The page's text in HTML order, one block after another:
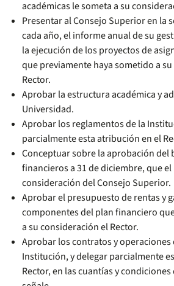
académicas le someta a su
Presentar al Consejo Superior en la
cada año, el informe anual de su
la ejecución de los proyectos de
que previamente haya sometido a
Rector.
Aprobar la estructura académica y
Universidad.
Aprobar los reglamentos de la
parcialmente esta atribución en el
Conceptuar sobre la aprobación del
financieros a 31 de diciembre, que
consideración del Consejo Superior.
Aprobar el presupuesto de rentas y
componentes del plan financiero
a su consideración el Rector.
Aprobar los contratos y operaciones
Institución, y delegar parcialmente
Rector, en las cuantías y